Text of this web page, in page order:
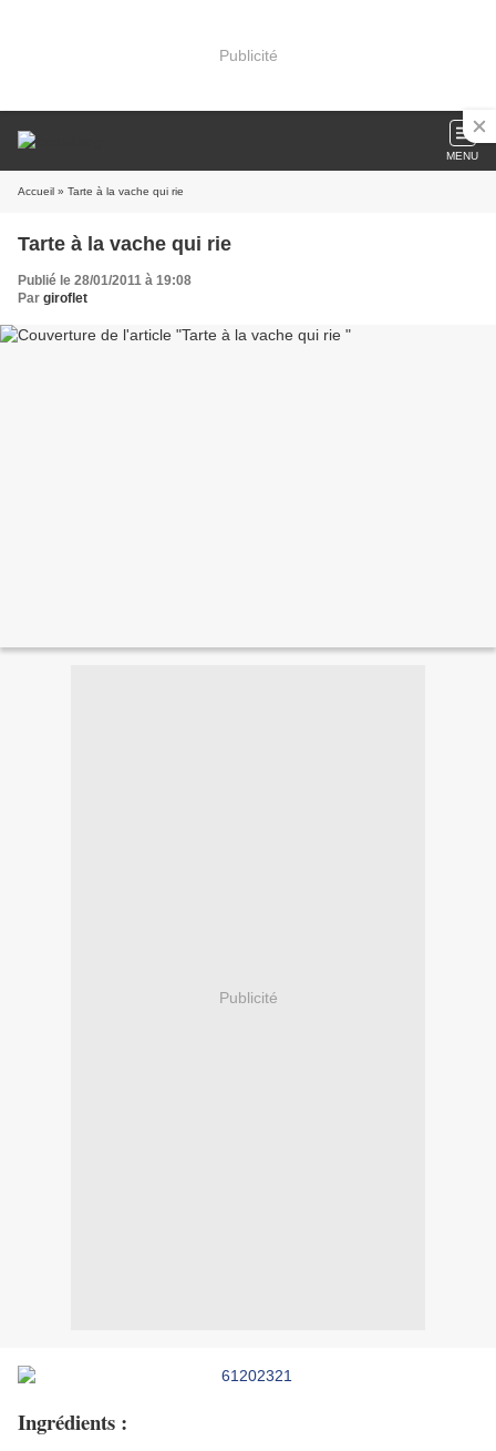
Publicité
MENU
Accueil » Tarte à la vache qui rie
Tarte à la vache qui rie
Publié le 28/01/2011 à 19:08
Par giroflet
Publicité
Ingrédients :